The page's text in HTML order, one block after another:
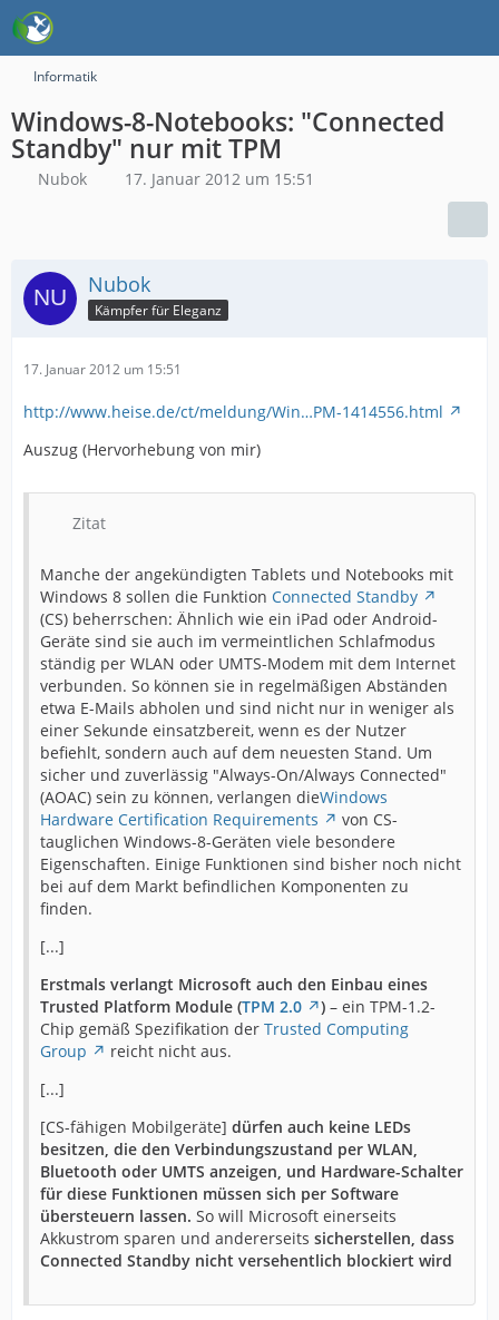
Informatik
Windows-8-Notebooks: "Connected
Standby" nur mit TPM
Nubok 17. Januar 2012 um 15:51
Nubok
Kämpfer für Eleganz
17. Januar 2012 um 15:51
http://www.heise.de/ct/meldung/Win…PM-1414556.html
Auszug (Hervorhebung von mir)
Zitat
Manche der angekündigten Tablets und Notebooks mit
Windows 8 sollen die Funktion Connected Standby
(CS) beherrschen: Ähnlich wie ein iPad oder Android-
Geräte sind sie auch im vermeintlichen Schlafmodus
ständig per WLAN oder UMTS-Modem mit dem Internet
verbunden. So können sie in regelmäßigen Abständen
etwa E-Mails abholen und sind nicht nur in weniger als
einer Sekunde einsatzbereit, wenn es der Nutzer
befiehlt, sondern auch auf dem neuesten Stand. Um
sicher und zuverlässig "Always-On/Always Connected"
(AOAC) sein zu können, verlangen dieWindows
Hardware Certification Requirements
von CS-
tauglichen Windows-8-Geräten viele besondere
Eigenschaften. Einige Funktionen sind bisher noch nicht
bei auf dem Markt befindlichen Komponenten zu
finden.
[...]
Erstmals verlangt Microsoft auch den Einbau eines
Trusted Platform Module (TPM 2.0 ) – ein TPM-1.2-
Chip gemäß Spezifikation der Trusted Computing
Group
reicht nicht aus.
[...]
[CS-fähigen Mobilgeräte] dürfen auch keine LEDs
besitzen, die den Verbindungszustand per WLAN,
Bluetooth oder UMTS anzeigen, und Hardware-Schalter
für diese Funktionen müssen sich per Software
übersteuern lassen. So will Microsoft einerseits
Akkustrom sparen und andererseits sicherstellen, dass
Connected Standby nicht versehentlich blockiert wird